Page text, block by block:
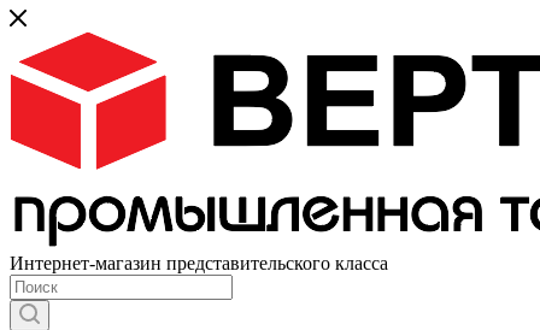
Интернет-магазин представительского класса